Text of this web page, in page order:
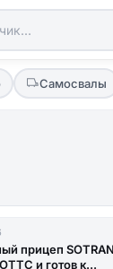
Самосвалы
прицеп
и готов к...